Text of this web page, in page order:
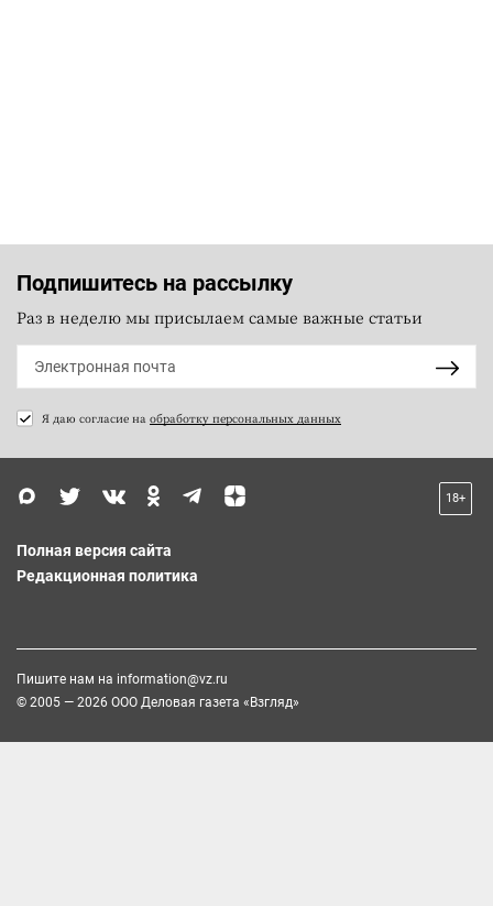
Подпишитесь на рассылку
Раз в неделю мы присылаем самые важные статьи
Я даю согласие на обработку персональных данных
18+
Полная версия сайта
Редакционная политика
Пишите нам на information@vz.ru
© 2005 — 2026 ООО Деловая газета «Взгляд»